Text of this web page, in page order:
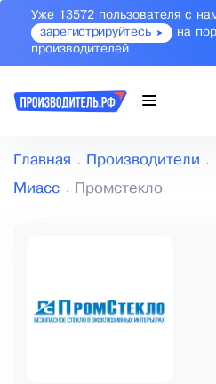
Уже 13572 пользователя с
зарегистрируйтесь
на
производителей
Главная Производители
Миасс Промстекло